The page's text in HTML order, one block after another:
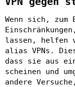
Wenn sich,
lassen, helfen
alias VPNs.
dass sie aus
scheinen und
andere